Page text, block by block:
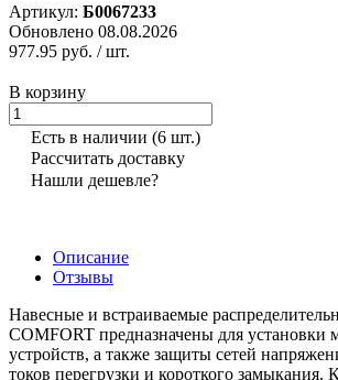
Артикул: Б0067233
Обновлено 08.08.2026
977.95 руб. / шт.
В корзину
Есть в наличии (6 шт.)
Рассчитать доставку
Нашли дешевле?
Описание
Отзывы
Навесные и встраиваемые
COMFORT предназначены для установки
устройств, а также защиты сетей
токов перегрузки и короткого замыкания.